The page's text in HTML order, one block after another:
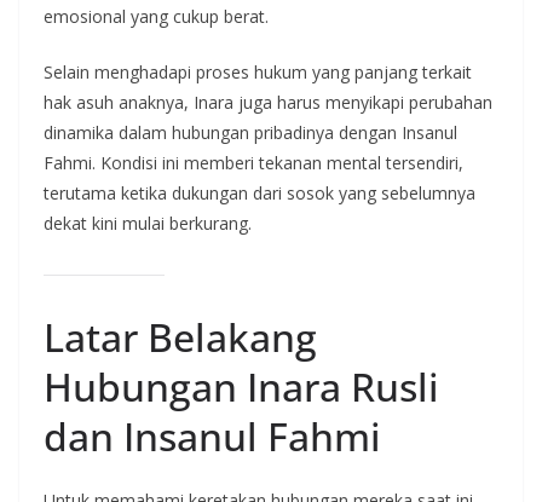
emosional yang cukup berat.
Selain menghadapi proses hukum yang panjang terkait
hak asuh anaknya, Inara juga harus menyikapi perubahan
dinamika dalam hubungan pribadinya dengan Insanul
Fahmi. Kondisi ini memberi tekanan mental tersendiri,
terutama ketika dukungan dari sosok yang sebelumnya
dekat kini mulai berkurang.
Latar Belakang
Hubungan Inara Rusli
dan Insanul Fahmi